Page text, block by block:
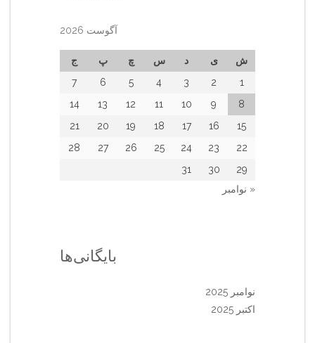
آگوست 2026
ش ی د س چ پ
ج
1
2
3
4
5
6
7
8
9
10
11
12
13
14
15
16
17
18
19
20
21
22
23
24
25
26
27
28
29
30
31
« نوامبر
بایگانی‌ها
نوامبر 2025
اکتبر 2025